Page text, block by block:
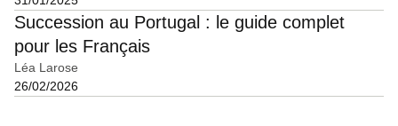
Succession au Portugal : le guide complet
pour les Français
Léa Larose
26/02/2026